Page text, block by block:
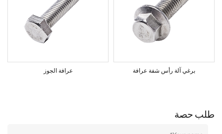
برغي آلة رأس شفة عرافة عرافة الجوز
طلب حصة